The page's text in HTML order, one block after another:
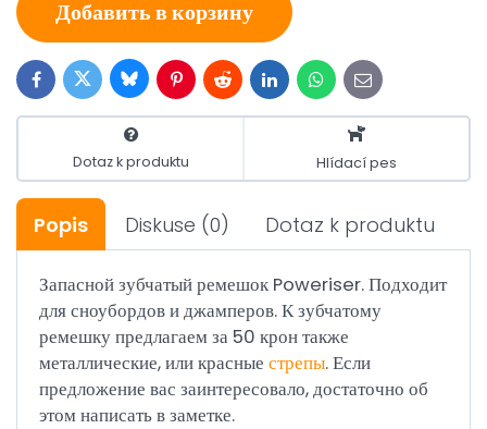
Добавить в корзину
FacebookTwitterBlueskyPinterestRedditLinkedInWhatsApp
E-
mail
Dotaz k produktu Hlídací pes
Popis Diskuse (0) Dotaz k produktu
Запасной зубчатый ремешок Poweriser. Подходит
для сноубордов и джамперов. К зубчатому
ремешку предлагаем за 50 крон также
металлические, или красные стрепы. Если
предложение вас заинтересовало, достаточно об
этом написать в заметке.